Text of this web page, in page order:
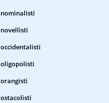
nominalisti
novellisti
occidentalisti
oligopolisti
orangisti
ostacolisti